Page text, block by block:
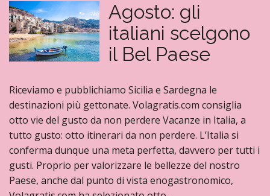
Agosto: gli
italiani scelgono
il Bel Paese
Riceviamo e pubblichiamo Sicilia e Sardegna le
destinazioni più gettonate. Volagratis.com consiglia
otto vie del gusto da non perdere Vacanze in Italia, a
tutto gusto: otto itinerari da non perdere. L’Italia si
conferma dunque una meta perfetta, davvero per tutti i
gusti. Proprio per valorizzare le bellezze del nostro
Paese, anche dal punto di vista enogastronomico,